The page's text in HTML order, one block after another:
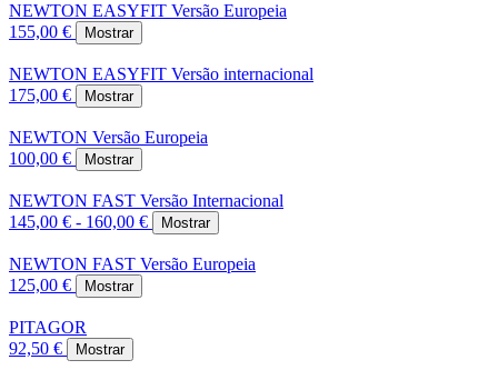
NEWTON EASYFIT Versão Europeia
155,00 €
Mostrar
NEWTON EASYFIT Versão internacional
175,00 €
Mostrar
NEWTON Versão Europeia
100,00 €
Mostrar
NEWTON FAST Versão Internacional
145,00 € - 160,00 €
Mostrar
NEWTON FAST Versão Europeia
125,00 €
Mostrar
PITAGOR
92,50 €
Mostrar